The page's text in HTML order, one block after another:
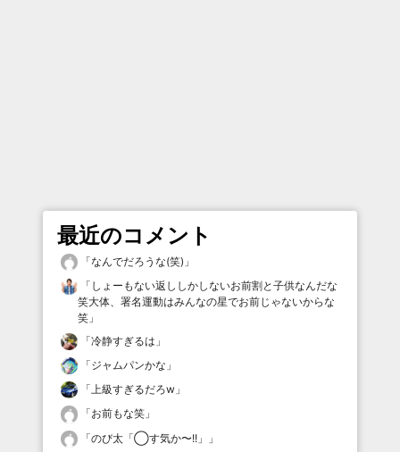
最近のコメント
「なんでだろうな(笑) 」
「 しょーもない返ししかしないお前割と子供なんだな
笑大体、署名運動はみんなの星でお前じゃないからな
笑 」
「冷静すぎるは 」
「ジャムパンかな 」
「上級すぎるだろw 」
「お前もな笑 」
「のび太「◯す気か〜!!」
」